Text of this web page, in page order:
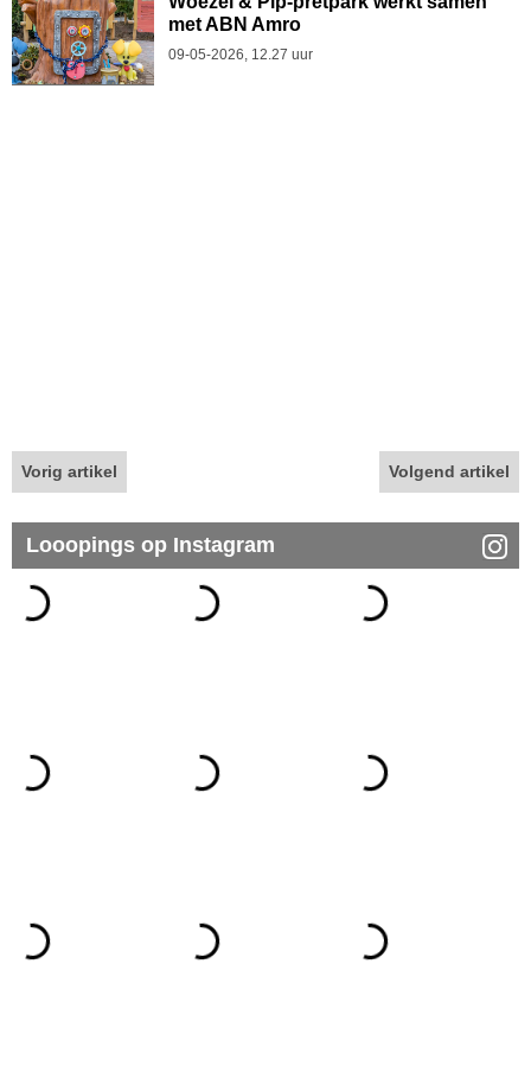
met ABN Amro
09-05-2026, 12.27 uur
Vorig artikel Volgend artikel
Looopings op Instagram